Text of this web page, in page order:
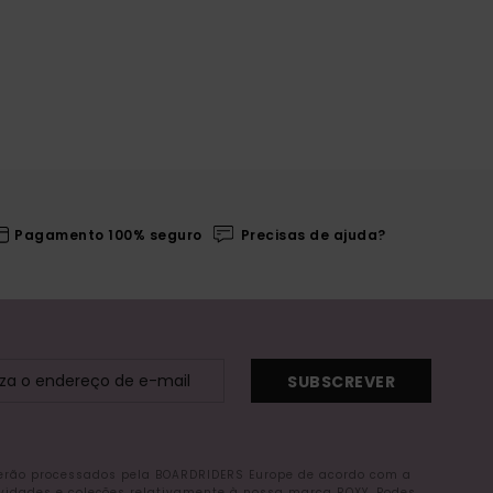
Pagamento 100% seguro Precisas de ajuda?
SUBSCREVER
pela BOARDRIDERS Europe de acordo com a